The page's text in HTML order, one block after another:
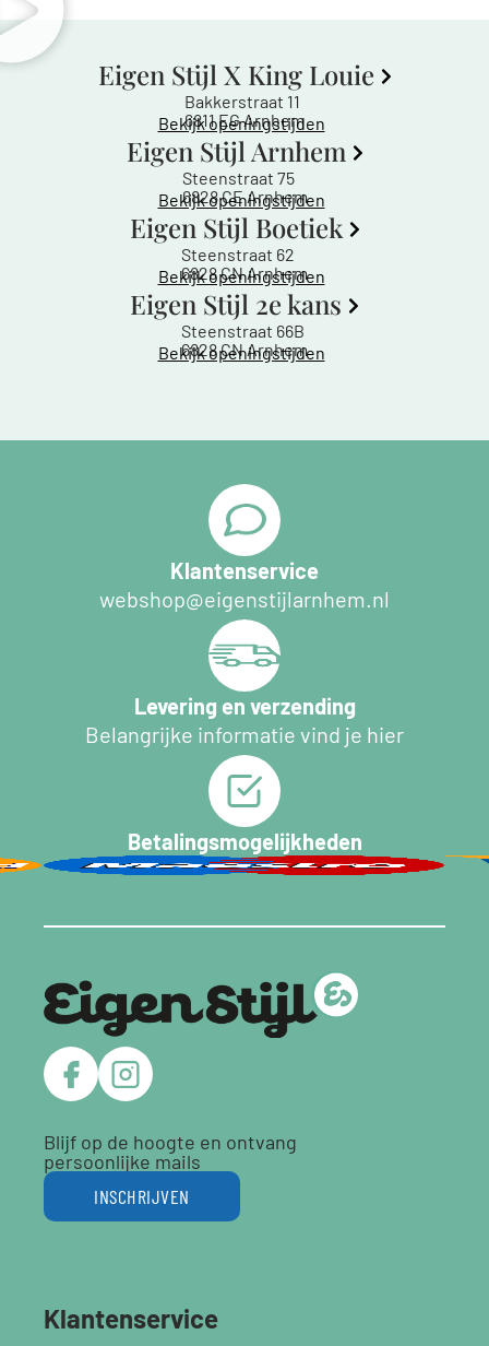
Eigen Stijl X King Louie
Bakkerstraat 11
6811 EG Arnhem
Bekijk openingstijden
Eigen Stijl Arnhem
Steenstraat 75
6828 CE Arnhem
Bekijk openingstijden
Eigen Stijl Boetiek
Steenstraat 62
6828 CN Arnhem
Bekijk openingstijden
Eigen Stijl 2e kans
Steenstraat 66B
6828 CN Arnhem
Bekijk openingstijden
Klantenservice
webshop@eigenstijlarnhem.nl
Levering en verzending
Belangrijke informatie vind je hier
Betalingsmogelijkheden
Blijf op de hoogte en ontvang
persoonlijke mails
INSCHRIJVEN
Klantenservice